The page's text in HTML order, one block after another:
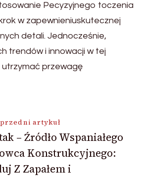
Pecyzyjnego toczenia
w zapewnieniuskutecznej
detali. Jednocześnie,
trendów i innowacji w tej
utrzymać przewagę
artykuł
– Źródło Wspaniałego
Konstrukcyjnego:
Z Zapałem i